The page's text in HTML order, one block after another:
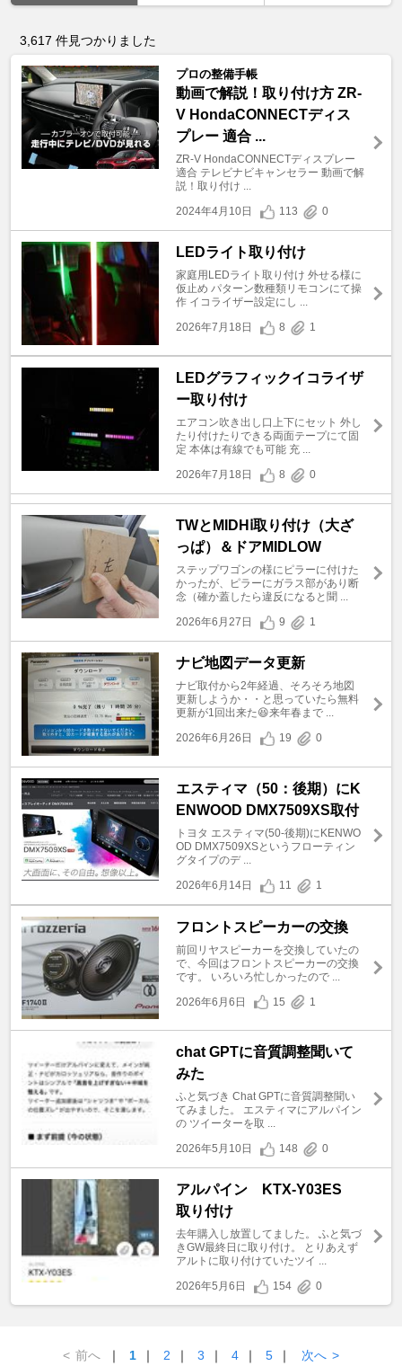
3,617 件見つかりました
プロの整備手帳
動画で解説！取り付け方 ZR-
V HondaCONNECTディス
プレー 適合 ...
ZR-V HondaCONNECTディスプレー
適合 テレビナビキャンセラー 動画で解
説！取り付け ...
2024年4月10日
113 0
LEDライト取り付け
家庭用LEDライト取り付け 外せる様に
仮止め パターン数種類リモコンにて操
作 イコライザー設定にし ...
2026年7月18日
8 1
LEDグラフィックイコライザ
ー取り付け
エアコン吹き出し口上下にセット 外し
たり付けたりできる両面テープにて固
定 本体は有線でも可能 充 ...
2026年7月18日
8 0
TWとMIDHⅰ取り付け（大ざ
っぱ）＆ドアMIDLOW
ステップワゴンの様にピラーに付けた
かったが、ピラーにガラス部があり断
念（確か蓋したら違反になると聞 ...
2026年6月27日
9 1
ナビ地図データ更新
ナビ取付から2年経過、そろそろ地図
更新しようか・・と思っていたら無料
更新が1回出来た😆来年春まで ...
2026年6月26日
19 0
エスティマ（50：後期）にK
ENWOOD DMX7509XS取付
トヨタ エスティマ(50-後期)にKENWO
OD DMX7509XSというフローティン
グタイプのデ ...
2026年6月14日
11 1
フロントスピーカーの交換
前回リヤスピーカーを交換していたの
で、今回はフロントスピーカーの交換
です。 いろいろ忙しかったので ...
2026年6月6日
15 1
chat GPTに音質調整聞いて
みた
ふと気づき Chat GPTに音質調整聞い
てみました。 エスティマにアルパイン
の ツイーターを取 ...
2026年5月10日
148 0
アルパイン KTX-Y03ES
取り付け
去年購入し放置してました。 ふと気づ
きGW最終日に取り付け。 とりあえず
アルトに取り付けていたツイ ...
2026年5月6日
154 0
< 前へ ｜ 1 ｜ 2 ｜ 3 ｜ 4 ｜ 5 ｜ 次へ >